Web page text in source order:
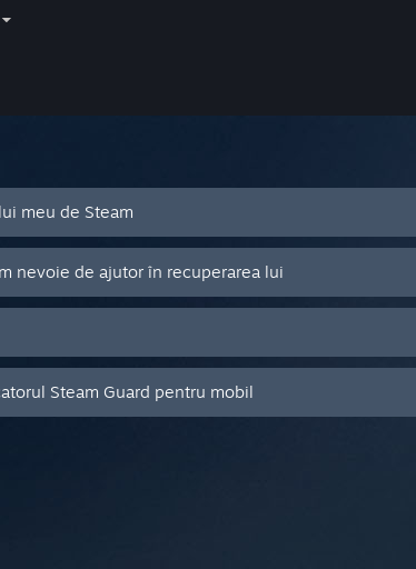
meu de Steam
nevoie de ajutor în recuperarea lui
Steam Guard pentru mobil